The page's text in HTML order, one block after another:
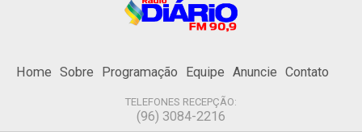
Home Sobre Programação Equipe Anuncie Contato
TELEFONES RECEPÇÃO:
(96) 3084-2216